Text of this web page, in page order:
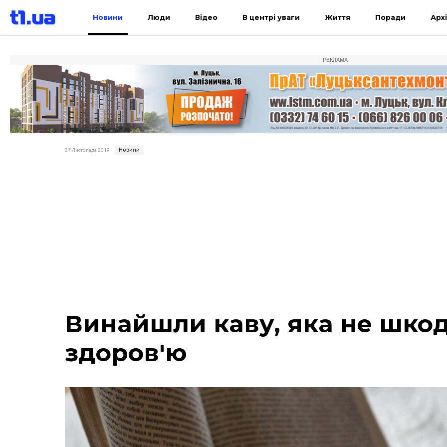
Новини Люди Відео В центрі уваги Життя Поради
РЕКЛАМА
27 Листопада 2019 Новини
Винайшли каву, яка не
здоров'ю